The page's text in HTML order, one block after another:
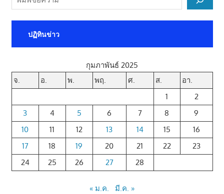
ปฏิทินข่าว
กุมภาพันธ์ 2025
จ.
อ. พ. พฤ. ศ. ส.
อา.
1
2
3
4 5 6 7 8
9
10
11 12 13 14 15
16
17
18 19 20 21 22
23
24
25 26 27 28
« ม.ค. มี.ค. »